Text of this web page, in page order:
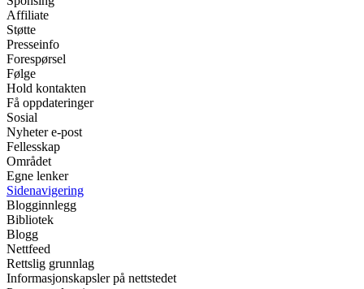
Affiliate
Støtte
Presseinfo
Forespørsel
Følge
Hold kontakten
Få oppdateringer
Sosial
Nyheter e-post
Fellesskap
Området
Egne lenker
Sidenavigering
Blogginnlegg
Bibliotek
Blogg
Nettfeed
Rettslig grunnlag
Informasjonskapsler på nettstedet